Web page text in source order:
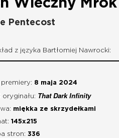
Wieczny Mrok
Pentecost
z języka Bartłomiej Nawrocki:
premiery: 8 maja 2024
oryginału: That Dark Infinity
miękka ze skrzydełkami
145x215
stron: 336